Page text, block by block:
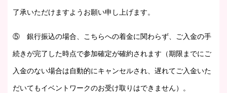
了承いただけますようお願い申し上げます。
⑤ 銀行振込の場合、こちらへの着金に関わらず、ご入金の手
続きが完了した時点で参加確定が確約されます（期限までにご
入金のない場合は自動的にキャンセルされ、遅れてご入金いた
だいてもイベントワークのお受け取りはできません）。